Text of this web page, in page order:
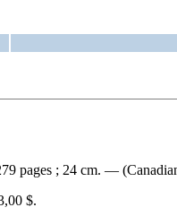
pages ; 24 cm. — (Canadian
$.